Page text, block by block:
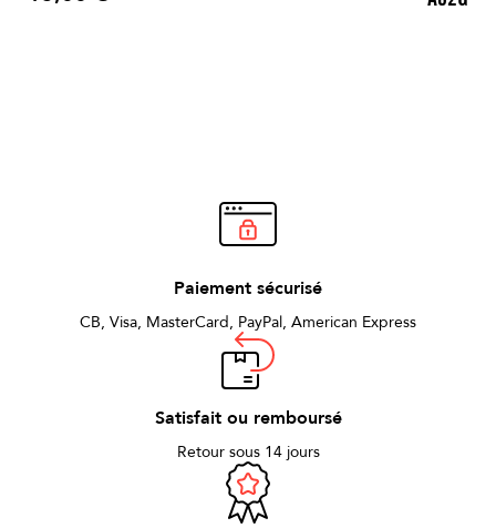
Paiement sécurisé
CB, Visa, MasterCard, PayPal, American Express
Satisfait ou remboursé
Retour sous 14 jours